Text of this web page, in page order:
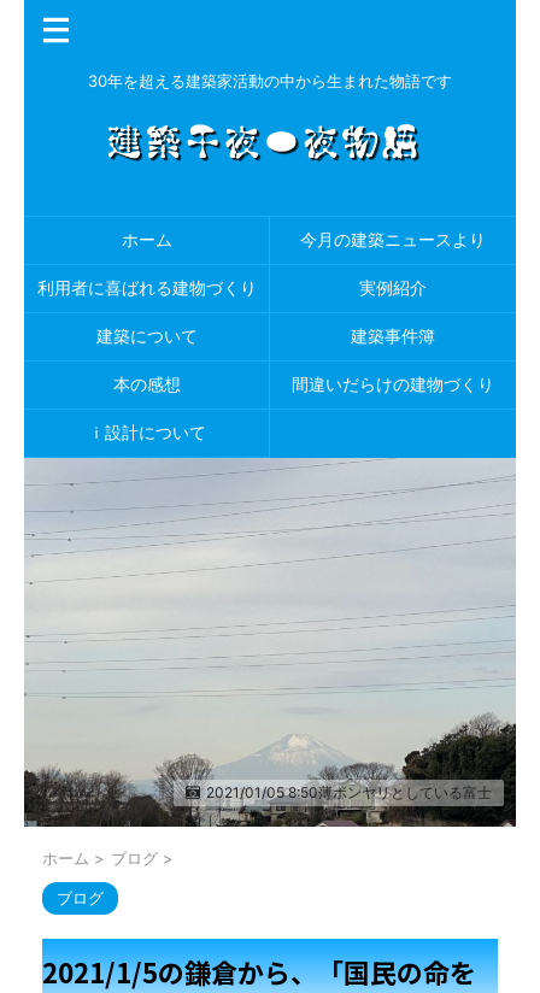
30年を超える建築家活動の中から生まれた物語です
ホーム 今月の建築ニュースより
利用者に喜ばれる建物づくり 実例紹介
建築について 建築事件簿
本の感想 間違いだらけの建物づくり
ｉ設計について
2021/01/05 8:50薄ボンヤリとしている富士
ホーム > ブログ >
ブログ
2021/1/5の鎌倉から、「国民の命を